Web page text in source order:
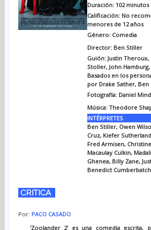
Duración: 102 minutos
Calificación: No
menores de 12 años
Género: Comedia
Director: Ben Stiller
Guión: Justin Theroux,
Stoller, John
Basados en los
por Drake Sather, Ben
Fotografía: Daniel
Música: Theodore
INTÉRPRETES
Ben Stiller, Owen
Cruz, Kiefer
Fred Armisen,
Macaulay Culkin,
Ghenea, Billy Zane,
Benedict
CRITICA
Por: PACO CASADO
'Zoolander 2' es una comedia escrita,